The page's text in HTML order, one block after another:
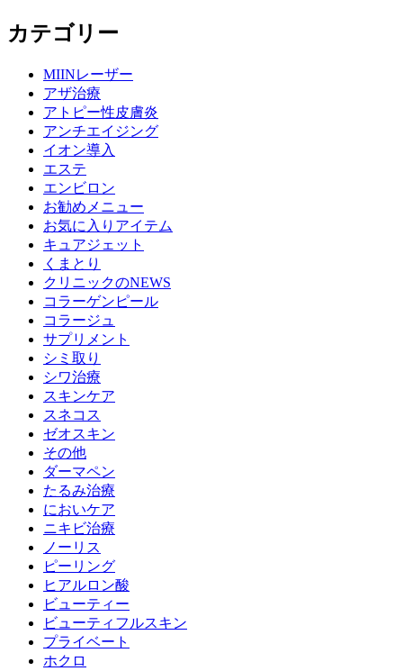
カテゴリー
MIINレーザー
アザ治療
アトピー性皮膚炎
アンチエイジング
イオン導入
エステ
エンビロン
お勧めメニュー
お気に入りアイテム
キュアジェット
くまとり
クリニックのNEWS
コラーゲンピール
コラージュ
サプリメント
シミ取り
シワ治療
スキンケア
スネコス
ゼオスキン
その他
ダーマペン
たるみ治療
においケア
ニキビ治療
ノーリス
ピーリング
ヒアルロン酸
ビューティー
ビューティフルスキン
プライベート
ホクロ